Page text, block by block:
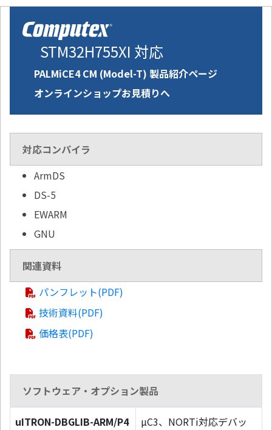
STM32H755XI 対応
PALMiCE4 CM (Model-T) 製品紹介ページ
オンラインショップお見積りへ
対応コンパイラ
ArmDS
DS-5
EWARM
GNU
関連資料
パンフレット(PDF)
技術資料(PDF)
価格表(PDF)
ソフトウェア・オプション製品
uITRON-DBGLIB-ARM/P4
µC3、NORTi対応デバッ